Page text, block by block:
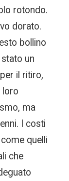
rotondo.
dorato.
bollino
un
il ritiro,
loro
ma
I costi
quelli
che